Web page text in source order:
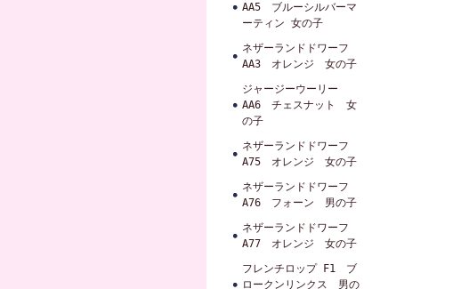
AA5 ブルーシルバーマ
ーティン 女の子
ネザーランドドワーフ
AA3 オレンジ 女の子
ジャージーウーリー
AA6 チェスナット 女
の子
ネザーランドドワーフ
A75 オレンジ 女の子
ネザーランドドワーフ
A76 フォーン 男の子
ネザーランドドワーフ
A77 オレンジ 女の子
フレンチロップ F1 ブ
ロークンリンクス 男の